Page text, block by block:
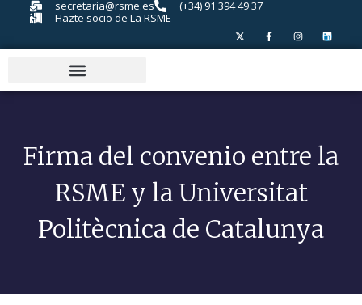
secretaria@rsme.es
(+34) 91 394 49 37
Hazte socio de La RSME
Firma del convenio entre la
RSME y la Universitat
Politècnica de Catalunya